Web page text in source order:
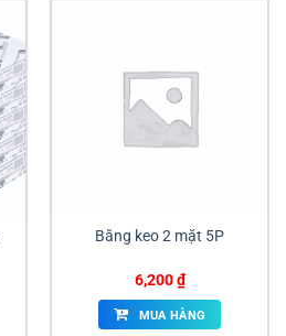
Băng keo 2 mặt 5P
6,200₫
MUA HÀNG